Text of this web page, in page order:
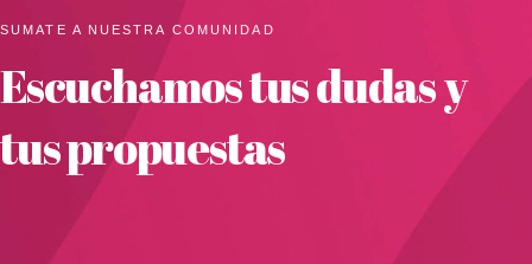
SUMATE A NUESTRA COMUNIDAD
Escuchamos tus dudas y
tus propuestas